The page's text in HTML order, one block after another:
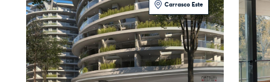
Carrasco Este
2 Dormitorios